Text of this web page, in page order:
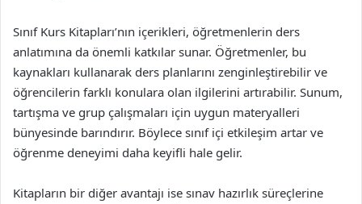
Sınıf Kurs Kitapları’nın içerikleri, öğretmenlerin ders
anlatımına da önemli katkılar sunar. Öğretmenler, bu
kaynakları kullanarak ders planlarını zenginleştirebilir ve
öğrencilerin farklı konulara olan ilgilerini artırabilir. Sunum,
tartışma ve grup çalışmaları için uygun materyalleri
bünyesinde barındırır. Böylece sınıf içi etkileşim artar ve
öğrenme deneyimi daha keyifli hale gelir.
Kitapların bir diğer avantajı ise sınav hazırlık süreçlerine